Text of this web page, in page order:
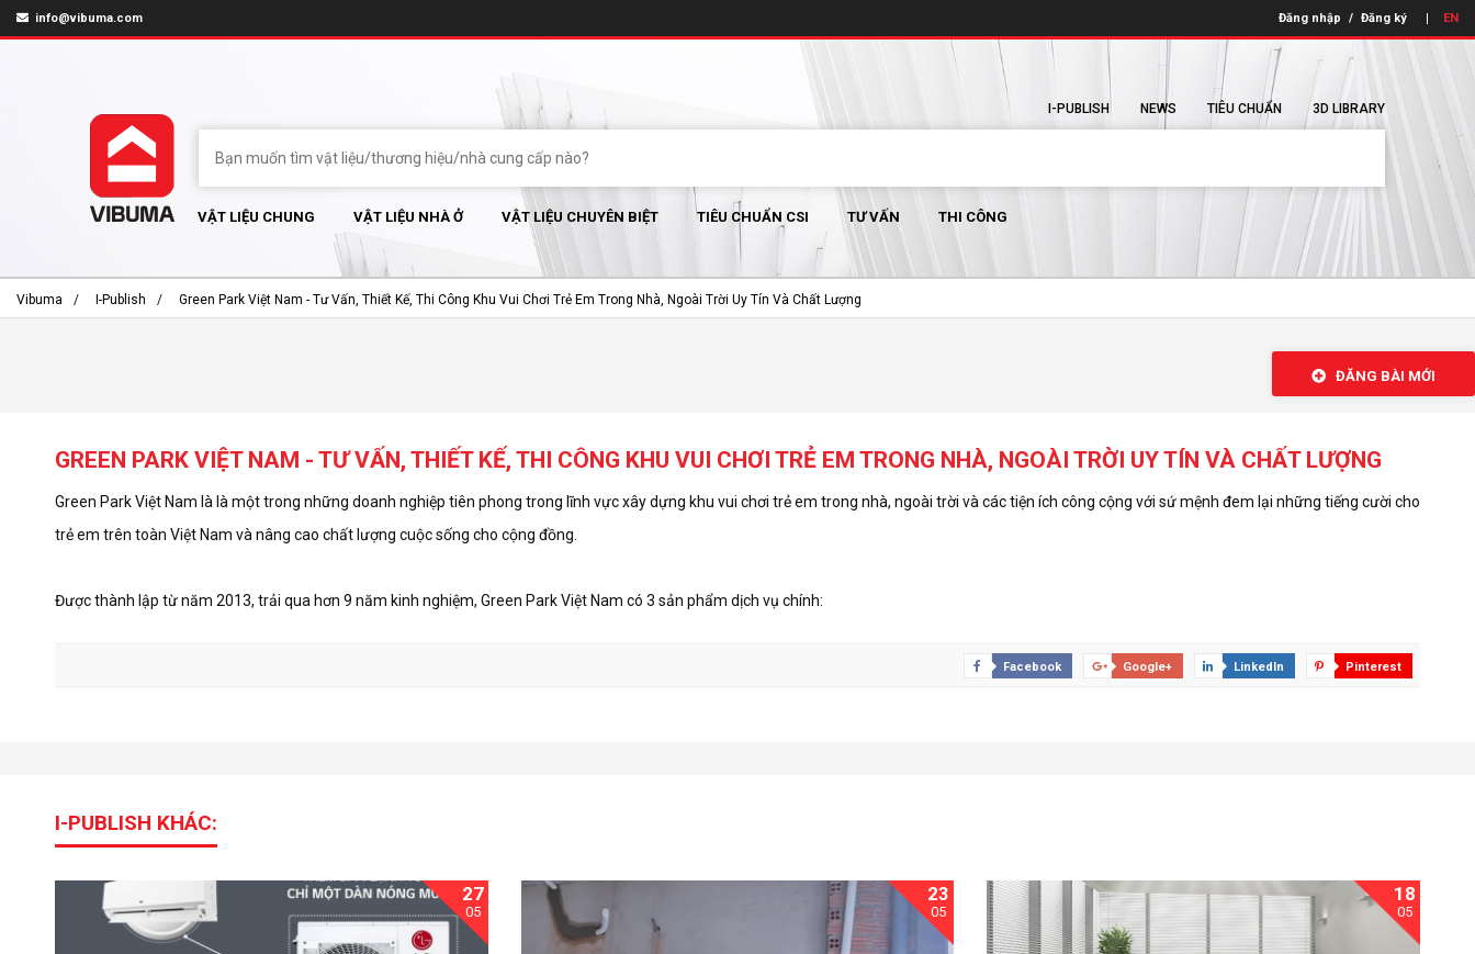
info@vibuma.com Đăng nhập / Đăng ký EN
I-PUBLISH NEWS TIÊU CHUẨN 3D LIBRARY
VẬT LIỆU CHUNG VẬT LIỆU NHÀ Ở VẬT LIỆU CHUYÊN BIỆT TIÊU CHUẨN CSI TƯ VẤN THI CÔNG
Vibuma I-Publish Green Park Việt Nam - Tư Vấn, Thiết Kế, Thi Công Khu Vui Chơi Trẻ Em Trong Nhà, Ngoài Trời Uy Tín Và Chất Lượng
ĐĂNG BÀI MỚI
GREEN PARK VIỆT NAM - TƯ VẤN, THIẾT KẾ, THI CÔNG KHU VUI CHƠI TRẺ EM TRONG NHÀ, NGOÀI TRỜI UY TÍN VÀ CHẤT LƯỢNG
Green Park Việt Nam là là một trong những doanh nghiệp tiên phong trong lĩnh vực xây dựng khu vui chơi trẻ em trong nhà, ngoài trời và các tiện ích công cộng với sứ mệnh đem lại những tiếng cười cho
trẻ em trên toàn Việt Nam và nâng cao chất lượng cuộc sống cho cộng đồng.
Được thành lập từ năm 2013, trải qua hơn 9 năm kinh nghiệm, Green Park Việt Nam có 3 sản phẩm dịch vụ chính:
Facebook Google+ LinkedIn Pinterest
I-PUBLISH KHÁC:
27
05
23
05
18
05